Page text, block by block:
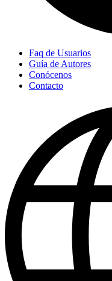
Faq de Usuarios
Guía de Autores
Conócenos
Contacto